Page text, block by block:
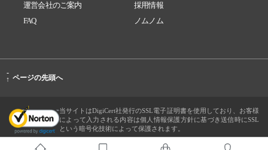
運営会社のご案内
採用情報
FAQ
ノムノム
-
↑ ページの先頭へ
当サイトはDigiCert社発行のSSL電子証明書を使用しており、お客様
によって入力される内容は個人情報保護方針に基づき送信時にSSL
という暗号化技術によって保護されます。